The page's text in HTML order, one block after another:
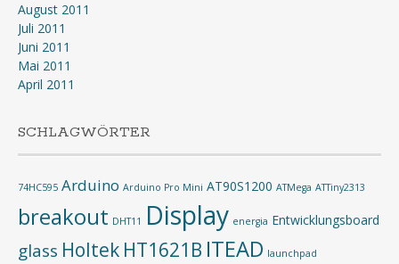
August 2011
Juli 2011
Juni 2011
Mai 2011
April 2011
SCHLAGWÖRTER
74HC595 Arduino Arduino Pro Mini AT90S1200 ATMega ATTiny2313
breakout DHT11 Display energia Entwicklungsboard
glass Holtek HT1621B ITEAD launchpad